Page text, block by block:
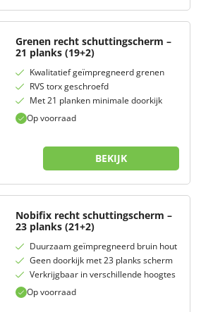
Op voorraad
Grenen recht schuttingscherm –
21 planks (19+2)
Kwalitatief geïmpregneerd grenen
RVS torx geschroefd
Met 21 planken minimale doorkijk
BEKIJK
Op voorraad
Nobifix recht schuttingscherm –
23 planks (21+2)
Duurzaam geïmpregneerd bruin hout
Geen doorkijk met 23 planks scherm
Verkrijgbaar in verschillende hoogtes